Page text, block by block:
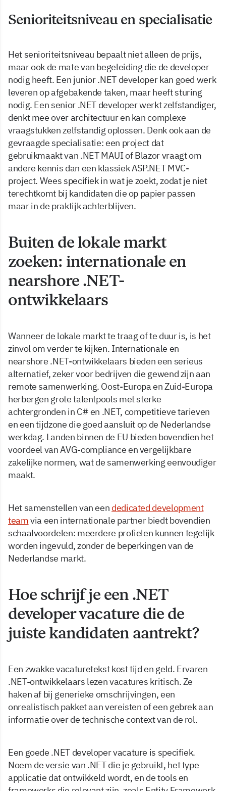
Senioriteitsniveau en specialisatie
Het senioriteitsniveau bepaalt niet alleen de prijs,
maar ook de mate van begeleiding die de developer
nodig heeft. Een junior .NET developer kan goed werk
leveren op afgebakende taken, maar heeft sturing
nodig. Een senior .NET developer werkt zelfstandiger,
denkt mee over architectuur en kan complexe
vraagstukken zelfstandig oplossen. Denk ook aan de
gevraagde specialisatie: een project dat
gebruikmaakt van .NET MAUI of Blazor vraagt om
andere kennis dan een klassiek ASP.NET MVC-
project. Wees specifiek in wat je zoekt, zodat je niet
terechtkomt bij kandidaten die op papier passen
maar in de praktijk achterblijven.
Buiten de lokale markt
zoeken: internationale en
nearshore .NET-
ontwikkelaars
Wanneer de lokale markt te traag of te duur is, is het
zinvol om verder te kijken. Internationale en
nearshore .NET-ontwikkelaars bieden een serieus
alternatief, zeker voor bedrijven die gewend zijn aan
remote samenwerking. Oost-Europa en Zuid-Europa
herbergen grote talentpools met sterke
achtergronden in C# en .NET, competitieve tarieven
en een tijdzone die goed aansluit op de Nederlandse
werkdag. Landen binnen de EU bieden bovendien het
voordeel van AVG-compliance en vergelijkbare
zakelijke normen, wat de samenwerking eenvoudiger
maakt.
Het samenstellen van een dedicated development
teamvia een internationale partner biedt bovendien
schaalvoordelen: meerdere profielen kunnen tegelijk
worden ingevuld, zonder de beperkingen van de
Nederlandse markt.
Hoe schrijf je een .NET
developer vacature die de
juiste kandidaten aantrekt?
Een zwakke vacaturetekst kost tijd en geld. Ervaren
.NET-ontwikkelaars lezen vacatures kritisch. Ze
haken af bij generieke omschrijvingen, een
onrealistisch pakket aan vereisten of een gebrek aan
informatie over de technische context van de rol.
Een goede .NET developer vacature is specifiek.
Noem de versie van .NET die je gebruikt, het type
applicatie dat ontwikkeld wordt, en de tools en